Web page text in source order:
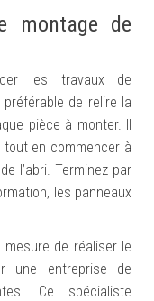
montage de
les travaux de
de relire la
pièce à monter. Il
en commencer à
l’abri. Terminezpar
les panneaux
de réaliser le
une entreprise de
Ce spécialiste